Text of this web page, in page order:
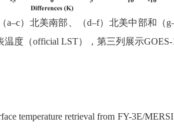
）北美南部、（d–f）北美中部和（
度（official LST），第三列展示
temperature retrieval from FY-3E/